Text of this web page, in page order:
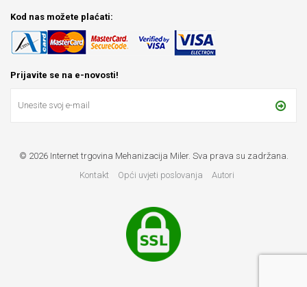
Kod nas možete plaćati:
Prijavite se na e-novosti!
© 2026 Internet trgovina Mehanizacija Miler. Sva prava su zadržana.
Kontakt
Opći uvjeti poslovanja Autori